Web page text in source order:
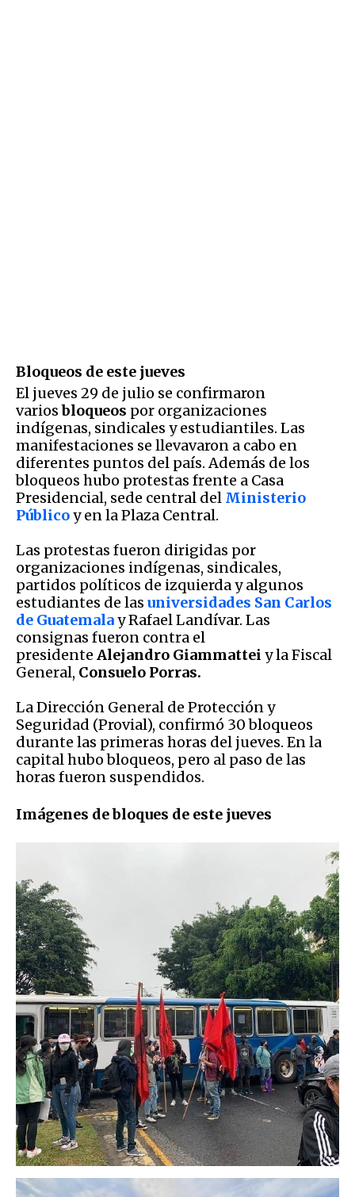
Bloqueos de este jueves
El jueves 29 de julio se confirmaron
variosbloqueos por organizaciones
indígenas, sindicales y estudiantiles. Las
manifestaciones se llevavaron a cabo en
diferentes puntos del país. Además de los
bloqueos hubo protestas frente a Casa
Presidencial, sede central del Ministerio
Públicoy en la Plaza Central.
Las protestas fueron dirigidas por
organizaciones indígenas, sindicales,
partidos políticos de izquierda y algunos
estudiantes de las universidades San Carlos
de Guatemalay Rafael Landívar. Las
consignas fueron contra el
presidente Alejandro Giammattei y la Fiscal
General, Consuelo Porras.
La Dirección General de Protección y
Seguridad (Provial), confirmó 30 bloqueos
durante las primeras horas del jueves. En la
capital hubo bloqueos, pero al paso de las
horas fueron suspendidos.
Imágenes de bloques de este jueves